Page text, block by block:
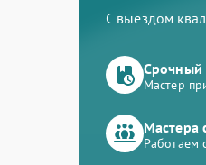
С выездом
Срочный
Мастер
Мастера
Работаем